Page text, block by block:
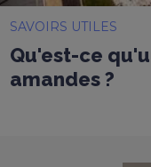
SAVOIRS UTILES
Qu'est-ce
amandes ?